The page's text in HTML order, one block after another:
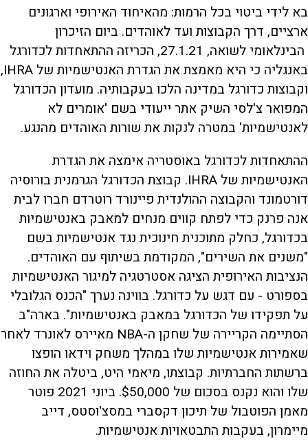
בא לידי ביטוי בכל הרמות: מהאיחוד האירופי וארגונים
ארציים, דרך הקבוצות ועד לאוהדים. ביום הזיכרון
הבינלאומי לשואה, 27.1.21, הכריזה ההתאחדות לכדורגל
באנגליה כי היא מאמצת את הגדרת האנטישמיות של IHRA,
וקבוצות כדורגל במדינה הלכו בעקבותיה. מועדון הכדורגל
המפואר צ'לסי השיק אתר ייעודי בשם 'אומרים לא
לאנטישמיות' במטרה לנקות את שורות האוהדים מהנגע.
ההתאחדות לכדורגל באוסטריה אימצה את הגדרת
האנטישמיות של IHRA. קבוצת הכדורגל הגרמנית בורוסיה
דורטמונד והקבוצה ההולנדית פיינורד רוטרדם חברו לבית
אנה פרנק כדי לפתח קווים מנחים למאבק באנטישמיות
בכדורגל, כחלק מתוכנית חינוכית נגד אנטישמיות בשם
"משנים את השירים", המקודמת בשיתוף עם האוהדים.
הנציבות האירופית הציגה אסטרטגיה למיגור האנטישמיות
בספורט - עם דגש על כדורגל. בווינה נערך "הכנס הגלובלי
על תפקידו של הכדורגל במאבק באנטישמיות". בארה"ב
הסתיימה הקריירה של שחקן ה-NBA מאיירס לאונרד לאחר
שאמירות אנטישמיות שלו במהלך משחק וידאו הופצו
ברשתות החברתיות. קבוצתו, מיאמי היט, ביטלה את החוזה
שלו והוא נקנס בסכום של $50,000. ביוני 2021 פוטר
מאמן הפוטבול של תיכון דקסברי במסצ'וסטס, דייב
מיימרון, בעקבות התבטאויות אנטישמיות.